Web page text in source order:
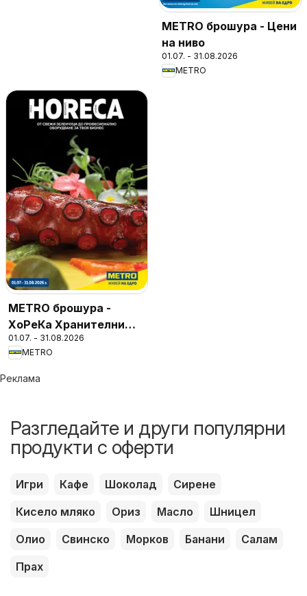
METRO брошура - Цени
на ниво
01.07. - 31.08.2026
METRO
METRO брошура -
ХоРеКа Хранителни
стоки
01.07. - 31.08.2026
METRO
Реклама
Разгледайте и други популярни
продукти с оферти
Игри Кафе Шоколад
Сирене
Кисело мляко
Ориз Масло
Шницел
Олио
Свинско Морков Банани
Салам
Прах